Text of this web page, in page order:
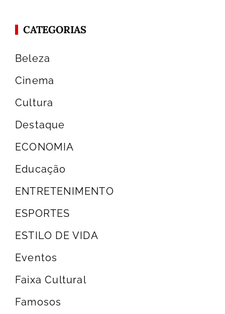
CATEGORIAS
Beleza
Cinema
Cultura
Destaque
ECONOMIA
Educação
ENTRETENIMENTO
ESPORTES
ESTILO DE VIDA
Eventos
Faixa Cultural
Famosos